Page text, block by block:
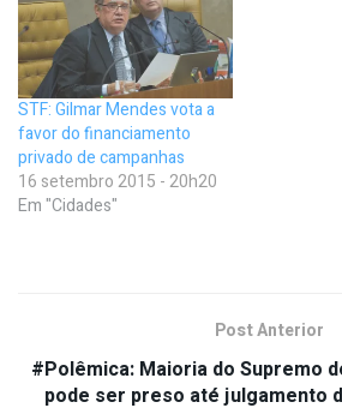
STF: Gilmar Mendes vota a
favor do financiamento
privado de campanhas
16 setembro 2015 - 20h20
Em "Cidades"
Post Anterior
#Polêmica: Maioria do Supremo
pode ser preso até julgamento